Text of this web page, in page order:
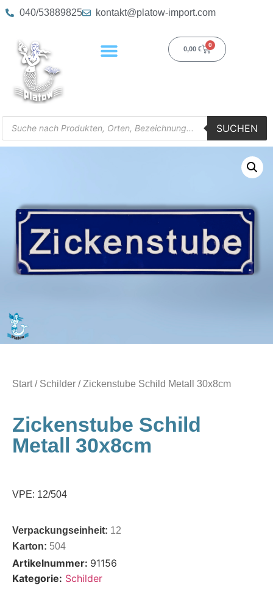
040/53889825 kontakt@platow-import.com
0,00 €
0
SUCHEN
Start/ Schilder / Zickenstube Schild Metall 30x8cm
Zickenstube Schild
Metall 30x8cm
VPE: 12/504
Verpackungseinheit: 12
Karton: 504
Artikelnummer: 91156
Kategorie: Schilder